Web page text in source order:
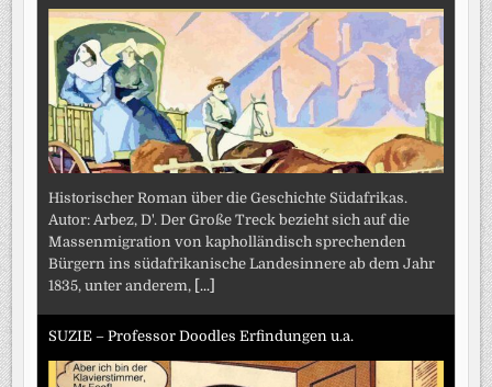
Historischer Roman über die Geschichte Südafrikas.
Autor: Arbez, D'. Der Große Treck bezieht sich auf die
Massenmigration von kapholländisch sprechenden
Bürgern ins südafrikanische Landesinnere ab dem Jahr
1835, unter anderem,
[...]
SUZIE – Professor Doodles Erfindungen u.a.